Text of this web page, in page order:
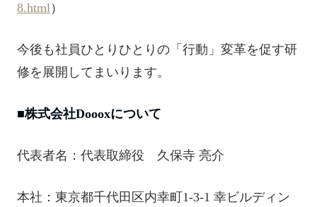
8.html ）
今後も社員ひとりひとりの「行動」変革を促す研
修を展開してまいります。
■株式会社Doooxについて
代表者名：代表取締役 久保寺 亮介
本社：東京都千代田区内幸町1-3-1 幸ビルディン